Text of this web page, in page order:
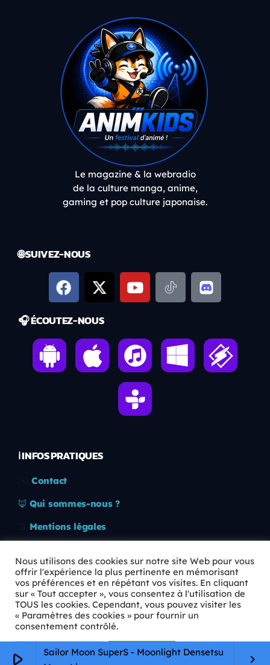
play_arrow
Sailor Moon SuperS - Moonlight Densetsu
keyboard_arrow_right
Le magazine & la webradio
de la culture manga, anime,
gaming et pop culture japonaise.
🌐 SUIVEZ-NOUS
🎧 ÉCOUTEZ-NOUS
ℹ️ INFOS PRATIQUES
Contact
🦊 Qui sommes-nous ?
Mentions légales
🛡️ RGPD
Copyright © 2026 Animkids. Tous droits réservés.
Nous utilisons des cookies sur notre site Web pour vous
offrir l'expérience la plus pertinente en mémorisant
vos préférences et en répétant vos visites. En cliquant
sur « Tout accepter », vous consentez à l'utilisation de
TOUS les cookies. Cependant, vous pouvez visiter les
« Paramètres des cookies » pour fournir un
consentement contrôlé.
Paramètres Cookie Tout accepter